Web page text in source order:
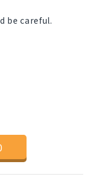
be careful.